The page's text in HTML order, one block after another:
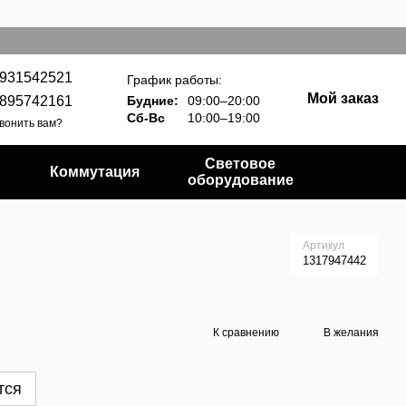
вам?
График работы:
Будние:
09:00–20:00
Сб-Вс
10:00–19:00
Мой заказ
Коммутация
Световое
оборудование
Артикул
1317947442
К сравнению В желания